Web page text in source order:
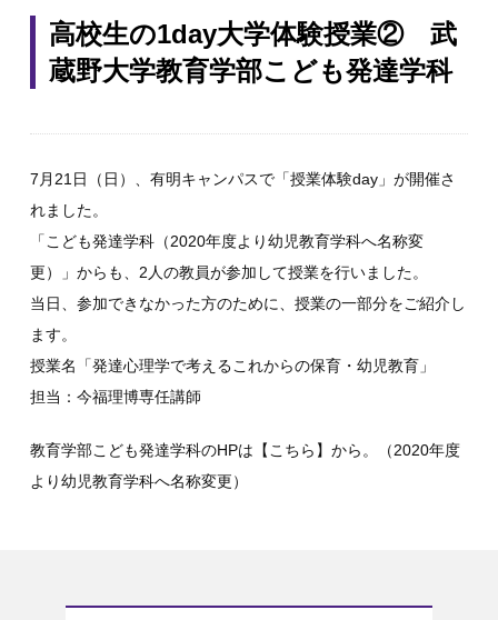
高校生の1day大学体験授業② 武
蔵野大学教育学部こども発達学科
7月21日（日）、有明キャンパスで「授業体験day」が開催さ
れました。
「こども発達学科（2020年度より幼児教育学科へ名称変
更）」からも、2人の教員が参加して授業を行いました。
当日、参加できなかった方のために、授業の一部分をご紹介し
ます。
授業名「発達心理学で考えるこれからの保育・幼児教育」
担当：今福理博専任講師
教育学部こども発達学科のHPは 【こちら】 から。（2020年度
より幼児教育学科へ名称変更）